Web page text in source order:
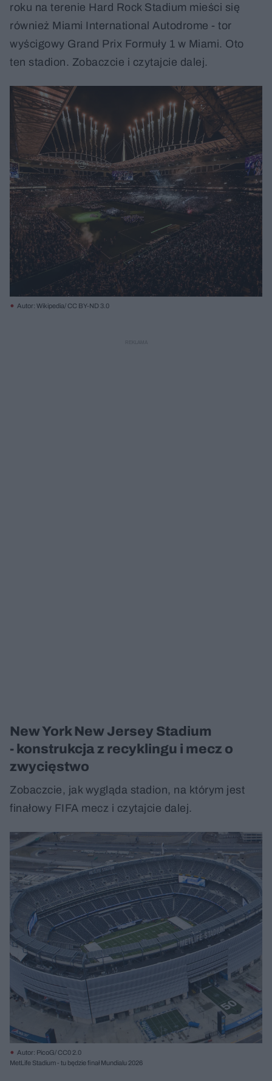
roku na terenie Hard Rock Stadium mieści się
również Miami International Autodrome - tor
wyścigowy Grand Prix Formuły 1 w Miami. Oto
ten stadion. Zobaczcie i czytajcie dalej.
Autor: Wikipedia/ CC BY-ND 3.0
New York New Jersey Stadium
- konstrukcja z recyklingu i mecz o
zwycięstwo
Zobaczcie, jak wygląda stadion, na którym jest
finałowy FIFA mecz i czytajcie dalej.
Autor: PicoG/ CC0 2.0
MetLife Stadium - tu będzie finał Mundialu 2026